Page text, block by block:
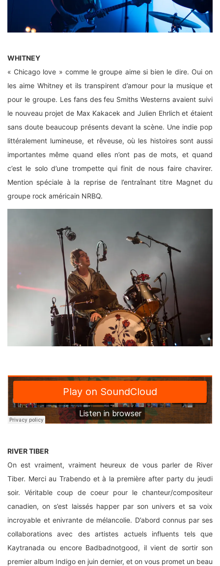
WHITNEY
« Chicago love » comme le groupe aime si bien le dire. Oui on
les aime Whitney et ils transpirent d’amour pour la musique et
pour le groupe. Les fans des feu Smiths Westerns avaient suivi
le nouveau projet de Max Kakacek and Julien Ehrlich et étaient
sans doute beaucoup présents devant la scène. Une indie pop
littéralement lumineuse, et rêveuse, où les histoires sont aussi
importantes même quand elles n’ont pas de mots, et quand
c’est le solo d’une trompette qui finit de nous faire chavirer.
Mention spéciale à la reprise de l’entraînant titre Magnet du
groupe rock américain NRBQ.
RIVER TIBER
On est vraiment, vraiment heureux de vous parler de River
Tiber. Merci au Trabendo et à la première after party du jeudi
soir. Véritable coup de coeur pour le chanteur/compositeur
canadien, on s’est laissés happer par son univers et sa voix
incroyable et enivrante de mélancolie. D’abord connus par ses
collaborations avec des artistes actuels influents tels que
Kaytranada ou encore Badbadnotgood, il vient de sortir son
premier album Indigo en juin dernier, et on vous promet un beau